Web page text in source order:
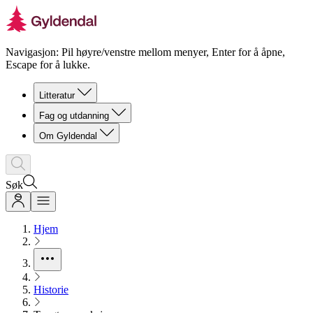
Navigasjon: Pil høyre/venstre mellom menyer, Enter for å åpne,
Escape for å lukke.
Litteratur
Fag og utdanning
Om Gyldendal
Søk
Hjem
Historie